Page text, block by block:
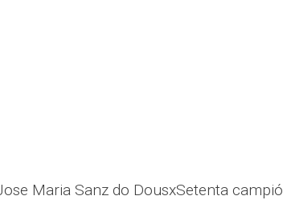
Maria Sanz do DousxSetenta